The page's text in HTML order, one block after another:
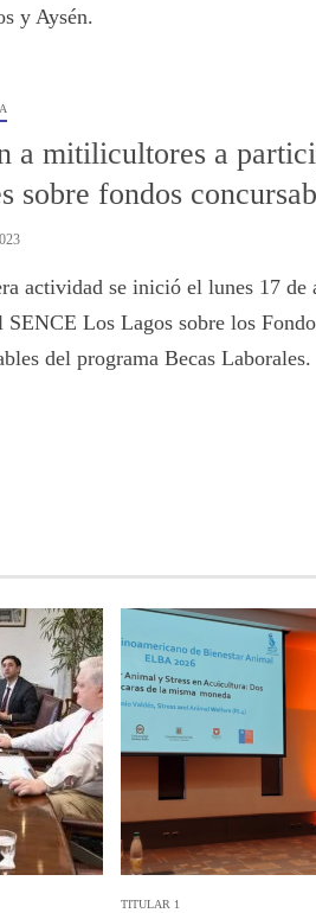
y Aysén.
a mitilicultores a
sobre fondos
actividad se inició el lunes 17 de
SENCE Los Lagos sobre los
del programa Becas Laborales.
TITULAR 1